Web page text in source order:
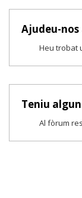
Ajudeu-
Heu trobat
Teniu
Al fòrum